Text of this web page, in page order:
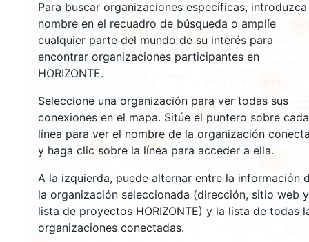
Para buscar organizaciones específicas, introduzca
nombre en el recuadro de búsqueda o amplíe
cualquier parte del mundo de su interés para
encontrar organizaciones participantes en
HORIZONTE.
Seleccione una organización para ver todas sus
conexiones en el mapa. Sitúe el puntero sobre cada
línea para ver el nombre de la organización
y haga clic sobre la línea para acceder a ella.
A la izquierda, puede alternar entre la información
la organización seleccionada (dirección, sitio web y
lista de proyectos HORIZONTE) y la lista de todas
organizaciones conectadas.
1819
5826
72
18694